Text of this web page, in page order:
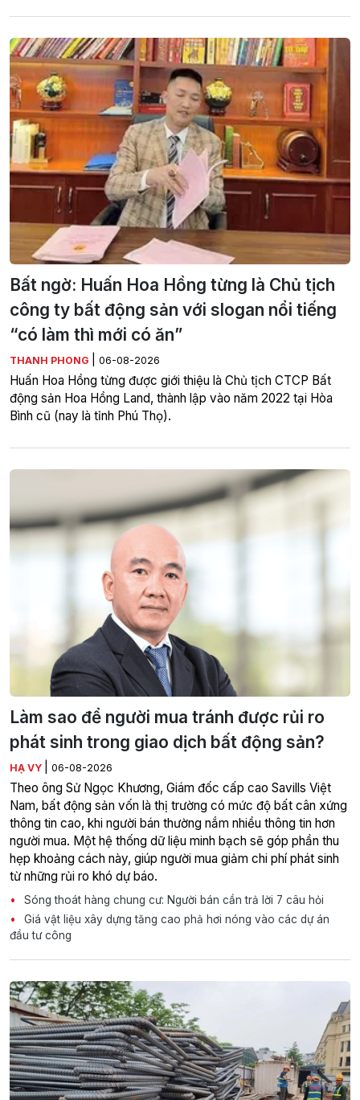
Bất ngờ: Huấn Hoa Hồng từng là Chủ tịch
công ty bất động sản với slogan nổi tiếng
“có làm thì mới có ăn”
THANH PHONG 06-08-2026
Huấn Hoa Hồng từng được giới thiệu là Chủ tịch CTCP Bất
động sản Hoa Hồng Land, thành lập vào năm 2022 tại Hòa
Bình cũ (nay là tỉnh Phú Thọ).
Làm sao để người mua tránh được rủi ro
phát sinh trong giao dịch bất động sản?
HẠ VY 06-08-2026
Theo ông Sử Ngọc Khương, Giám đốc cấp cao Savills Việt
Nam, bất động sản vốn là thị trường có mức độ bất cân xứng
thông tin cao, khi người bán thường nắm nhiều thông tin hơn
người mua. Một hệ thống dữ liệu minh bạch sẽ góp phần thu
hẹp khoảng cách này, giúp người mua giảm chi phí phát sinh
từ những rủi ro khó dự báo.
Sóng thoát hàng chung cư: Người bán cần trả lời 7 câu hỏi
Giá vật liệu xây dựng tăng cao phả hơi nóng vào các dự án
đầu tư công